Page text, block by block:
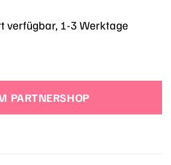
verfügbar, 1-3 Werktage
PARTNERSHOP